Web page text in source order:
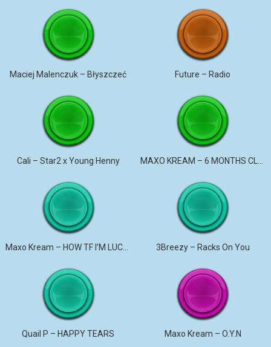
Maciej Malenczuk – Błyszczeć Future – Radio
Cali – Star2 x Young Henny
Maxo Kream – HOW TF I’M LUCKY 3Breezy – Racks On You
Quail P – HAPPY TEARS Maxo Kream – O.Y.N